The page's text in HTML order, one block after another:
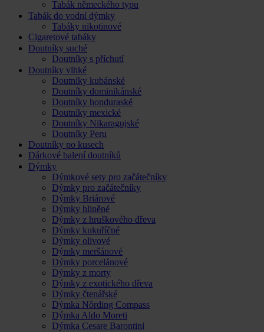
Tabák německého typu
Tabák do vodní dýmky
Tabáky nikotinové
Cigaretové tabáky
Doutníky suché
Doutníky s příchutí
Doutníky vlhké
Doutníky kubánské
Doutníky dominikánské
Doutníky honduraské
Doutníky mexické
Doutníky Nikaragujské
Doutníky Peru
Doutníky po kusech
Dárkové balení doutníků
Dýmky
Dýmkové sety pro začátečníky
Dýmky pro začátečníky
Dýmky Briárové
Dýmky hliněné
Dýmky z hruškového dřeva
Dýmky kukuříčné
Dýmky olivové
Dýmky meršánové
Dýmky porcelánové
Dýmky z morty
Dýmky z exotického dřeva
Dýmky čtenářské
Dýmka Nôrding Compass
Dýmka Aldo Moreti
Dýmka Cesare Barontini